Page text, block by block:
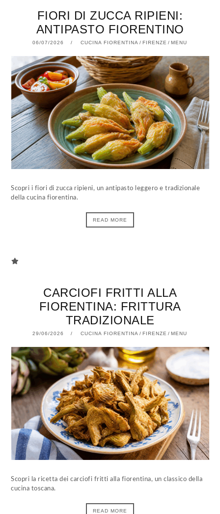
FIORI DI ZUCCA RIPIENI:
ANTIPASTO FIORENTINO
06/07/2026 06/07/2026CUCINA FIORENTINA / FIRENZE / MENU
Scopri i fiori di zucca ripieni, un antipasto leggero e tradizionale
della cucina fiorentina.
READ MORE
CARCIOFI FRITTI ALLA
FIORENTINA: FRITTURA
TRADIZIONALE
29/06/2026 29/06/2026CUCINA FIORENTINA / FIRENZE / MENU
Scopri la ricetta dei carciofi fritti alla fiorentina, un classico della
cucina toscana.
READ MORE